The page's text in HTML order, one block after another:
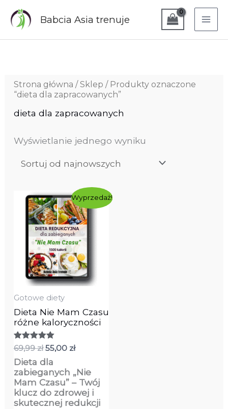
do
treści
Babcia Asia trenuje
Strona główna / Sklep / Produkty oznaczone
“dieta dla zapracowanych”
dieta dla zapracowanych
Wyświetlanie jednego wyniku
Wyprzedaż!
Gotowe diety
Dieta Nie Mam Czasu
różne kaloryczności
Oceniono
5.00
na 5
69,99zł
Pierwotna
cena
wynosiła:
69,99 zł.
55,00 zł
Aktualna
cena
wynosi:
55,00 zł.
Dieta dla
zabieganych „Nie
Mam Czasu” – Twój
klucz do zdrowej i
skutecznej redukcji
Ten
produkt